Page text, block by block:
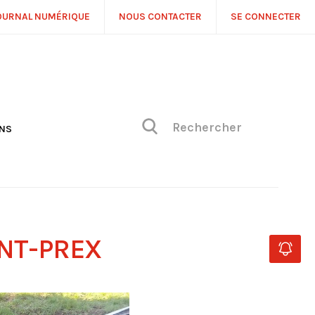
NUMÉRIQUE NOUS CONTACTER SE CONNECTER
PREX